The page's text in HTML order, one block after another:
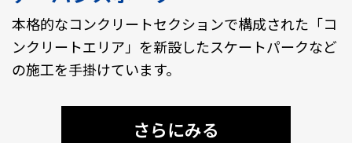
本格的なコンクリートセクションで構成された「コ
ンクリートエリア」を新設したスケートパークなど
の施工を手掛けています。
さらにみる